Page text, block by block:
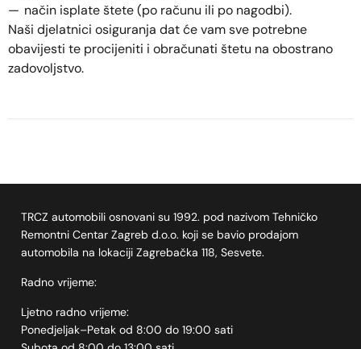
način isplate štete (po računu ili po nagodbi).
Naši djelatnici osiguranja dat će vam sve potrebne
obavijesti te procijeniti i obračunati štetu na obostrano
zadovoljstvo.
TRCZ automobili osnovani su 1992. pod nazivom Tehničko
Remontni Centar Zagreb d.o.o. koji se bavio prodajom
automobila na lokaciji Zagrebačka 118, Sesvete.
Radno vrijeme:
Ljetno radno vrijeme:
Ponedjeljak–Petak od 8:00 do 19:00 sati